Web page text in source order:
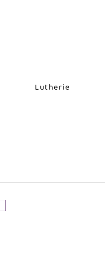
Lutherie